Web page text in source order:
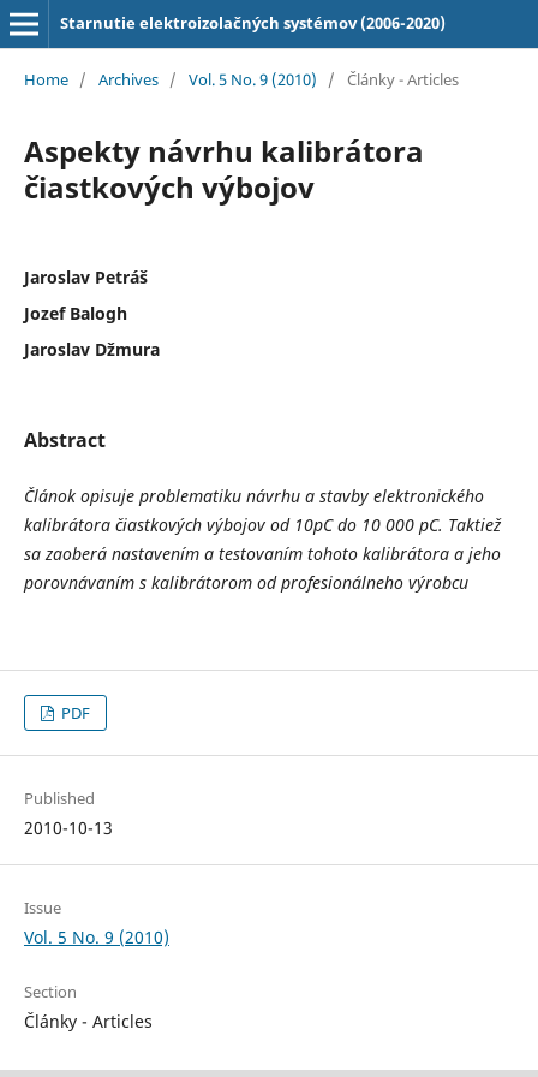
Starnutie elektroizolačných systémov (2006-2020)
Home / Archives / Vol. 5 No. 9 (2010) / Články - Articles
Aspekty návrhu kalibrátora
čiastkových výbojov
Jaroslav Petráš
Jozef Balogh
Jaroslav Džmura
Abstract
Článok opisuje problematiku návrhu a stavby elektronického
kalibrátora čiastkových výbojov od 10pC do 10 000 pC. Taktiež
sa zaoberá nastavením a testovaním tohoto kalibrátora a jeho
porovnávaním s kalibrátorom od profesionálneho výrobcu
PDF
Published
2010-10-13
Issue
Vol. 5 No. 9 (2010)
Section
Články - Articles